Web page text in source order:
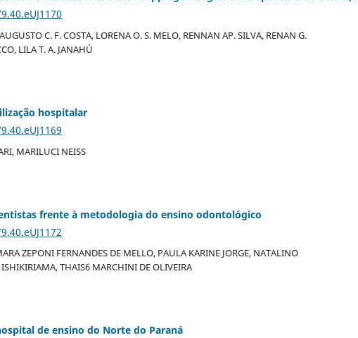
C. F. COSTA, LORENA O. S. MELO, RENNAN AP. SILVA, RENAN G.
LILA T. A. JANAHÚ
hospitalar
MARILUCI NEISS
frente à metodologia do ensino odontológico
ZEPONI FERNANDES DE MELLO, PAULA KARINE JORGE, NATALINO
THAIS6 MARCHINI DE OLIVEIRA
de ensino do Norte do Paraná